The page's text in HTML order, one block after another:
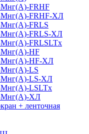
FRHF
FRHF-ХЛ
FRLS
FRLS-ХЛ
FRLSLTx
HF
HF-ХЛ
LS
LS-ХЛ
LSLTx
ХЛ
+ ленточная